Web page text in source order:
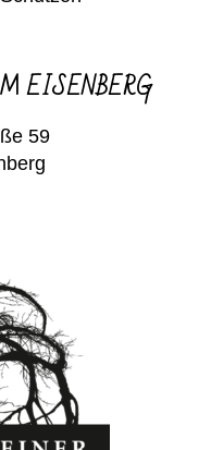
EISENBERG
59